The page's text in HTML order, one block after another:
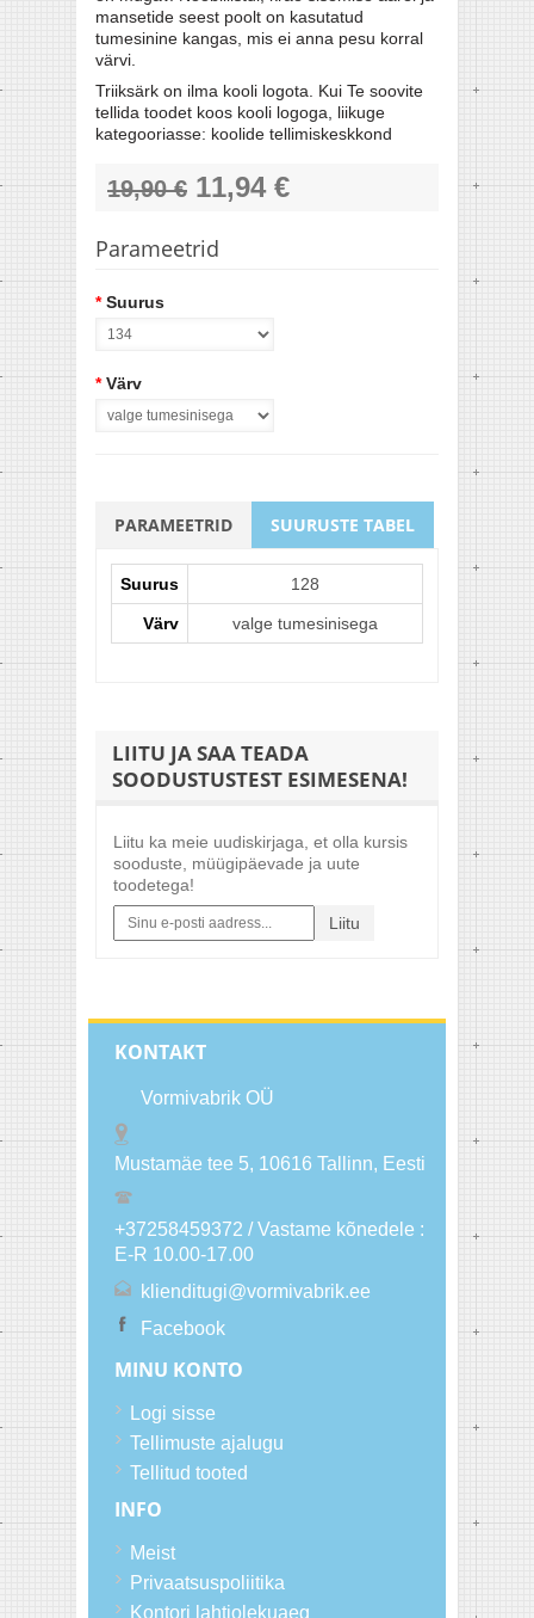
mansetide seest poolt on kasutatud
tumesinine kangas, mis ei anna pesu korral
värvi.
Triiksärk on ilma kooli logota. Kui Te soovite
tellida toodet koos kooli logoga, liikuge
kategooriasse: koolide tellimiskeskkond
19,90 € 11,94 €
Parameetrid
* Suurus
* Värv
PARAMEETRID SUURUSTE TABEL
Suurus 128
Värv valge tumesinisega
LIITU JA SAA TEADA
SOODUSTUSTEST ESIMESENA!
Liitu ka meie uudiskirjaga, et olla kursis
sooduste, müügipäevade ja uute
toodetega!
Liitu
KONTAKT
Vormivabrik OÜ
Mustamäe tee 5, 10616 Tallinn, Eesti
+37258459372 / Vastame kõnedele :
E-R 10.00-17.00
klienditugi@vormivabrik.ee
Facebook
MINU KONTO
Logi sisse
Tellimuste ajalugu
Tellitud tooted
INFO
Meist
Privaatsuspoliitika
Kontori lahtiolekuaeg